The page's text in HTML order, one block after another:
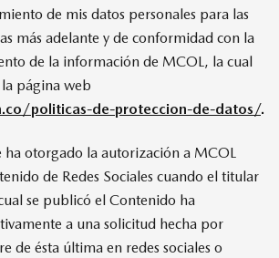
de mis datos personales para las
más adelante y de conformidad con la
de la información de MCOL, la cual
página web
politicas-de-proteccion-de-datos/.
ha otorgado la autorización a MCOL
de Redes Sociales cuando el titular
se publicó el Contenido ha
a una solicitud hecha por
de ésta última en redes sociales o